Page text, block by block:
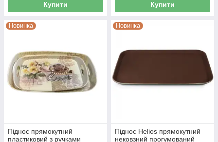
Купити Купити
Новинка
Піднос прямокутний
пластиковий з ручками
Новинка
Піднос Helios прямокутний
нековзний прогумований